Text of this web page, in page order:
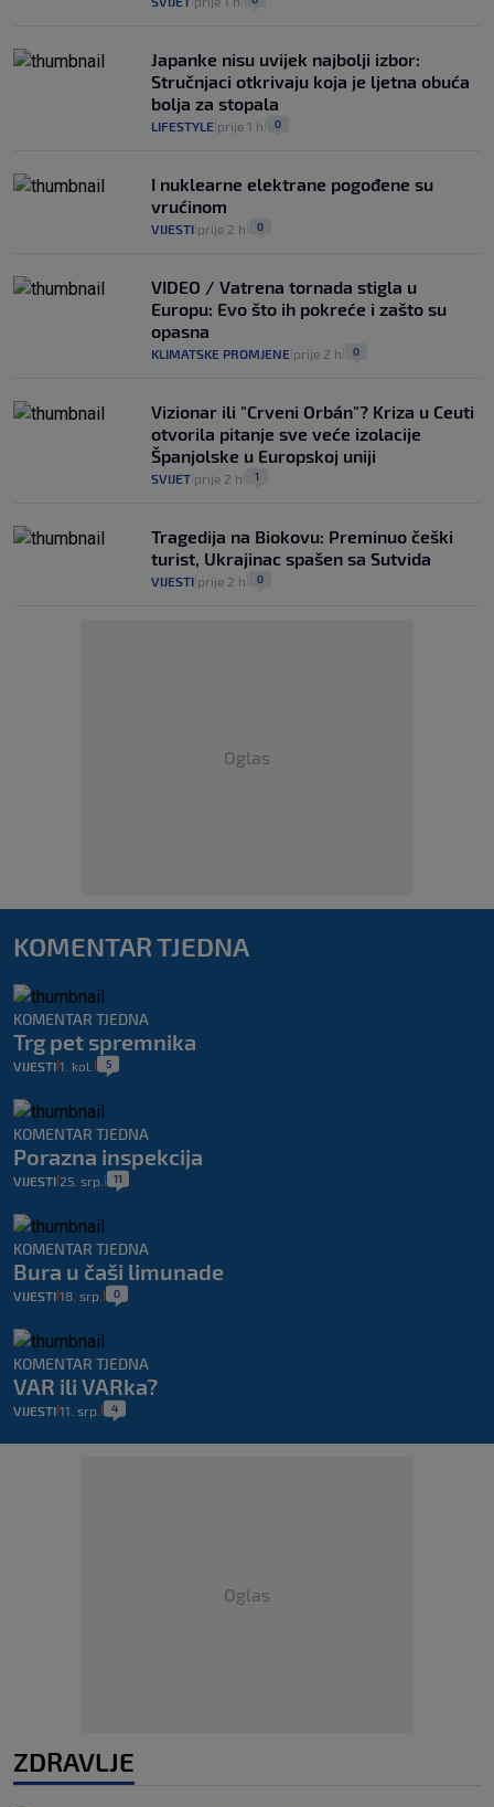
Japanke nisu uvijek najbolji izbor:
Stručnjaci otkrivaju koja je ljetna obuća
bolja za stopala
LIFESTYLE prije 1 h 0
I nuklearne elektrane pogođene su
vrućinom
VIJESTI prije 2 h 0
VIDEO / Vatrena tornada stigla u
Europu: Evo što ih pokreće i zašto su
opasna
KLIMATSKE PROMJENE prije 2 h 0
Vizionar ili "Crveni Orbán"? Kriza u Ceuti
otvorila pitanje sve veće izolacije
Španjolske u Europskoj uniji
SVIJET prije 2 h 1
Tragedija na Biokovu: Preminuo češki
turist, Ukrajinac spašen sa Sutvida
VIJESTI prije 2 h 0
Oglas
KOMENTAR TJEDNA
KOMENTAR TJEDNA
Trg pet spremnika
VIJESTI 1. kol. 5
KOMENTAR TJEDNA
Porazna inspekcija
VIJESTI 25. srp. 11
KOMENTAR TJEDNA
Bura u čaši limunade
VIJESTI 18. srp. 0
KOMENTAR TJEDNA
VAR ili VARka?
VIJESTI 11. srp. 4
Oglas
ZDRAVLJE